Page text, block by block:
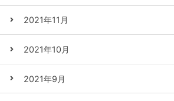
2021年11月
2021年10月
2021年9月